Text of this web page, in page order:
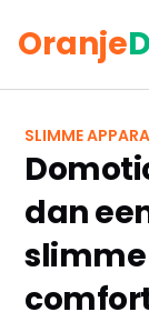
Oranje
SLIMME
dan